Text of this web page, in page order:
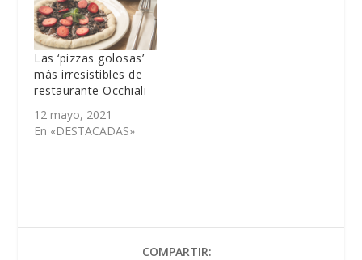
Las ‘pizzas golosas’
más irresistibles de
restaurante Occhiali
12 mayo, 2021
En «DESTACADAS»
COMPARTIR: